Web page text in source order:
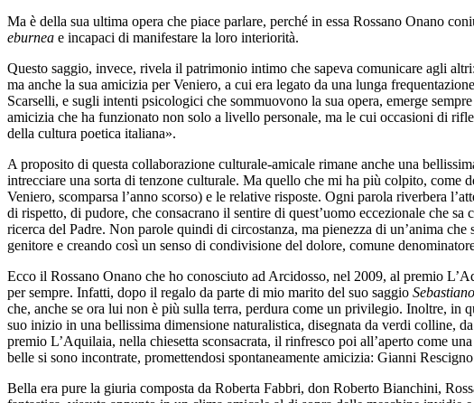
Ma è della sua ultima opera che piace parlare, perché in essa Rossano Onano
eburnea e incapaci di manifestare la loro interiorità.
Questo saggio, invece, rivela il patrimonio intimo che sapeva comunicare agli
ma anche la sua amicizia per Veniero, a cui era legato da una lunga
Scarselli, e sugli intenti psicologici che sommuovono la sua opera, emerge
amicizia che ha funzionato non solo a livello personale, ma le cui occasioni di
della cultura poetica italiana».
A proposito di questa collaborazione culturale-amicale rimane anche una
intrecciare una sorta di tenzone culturale. Ma quello che mi ha più colpito, come
Veniero, scomparsa l’anno scorso) e le relative risposte. Ogni parola riverbera
di rispetto, di pudore, che consacrano il sentire di quest’uomo eccezionale che
ricerca del Padre. Non parole quindi di circostanza, ma pienezza di un’anima
genitore e creando così un senso di condivisione del dolore, comune
Ecco il Rossano Onano che ho conosciuto ad Arcidosso, nel 2009, al premio
per sempre. Infatti, dopo il regalo da parte di mio marito del suo saggio
che, anche se ora lui non è più sulla terra, perdura come un privilegio. Inoltre, in
suo inizio in una bellissima dimensione naturalistica, disegnata da verdi colline,
premio L’Aquilaia, nella chiesetta sconsacrata, il rinfresco poi all’aperto come
belle si sono incontrate, promettendosi spontaneamente amicizia: Gianni
Bella era pure la giuria composta da Roberta Fabbri, don Roberto Bianchini,